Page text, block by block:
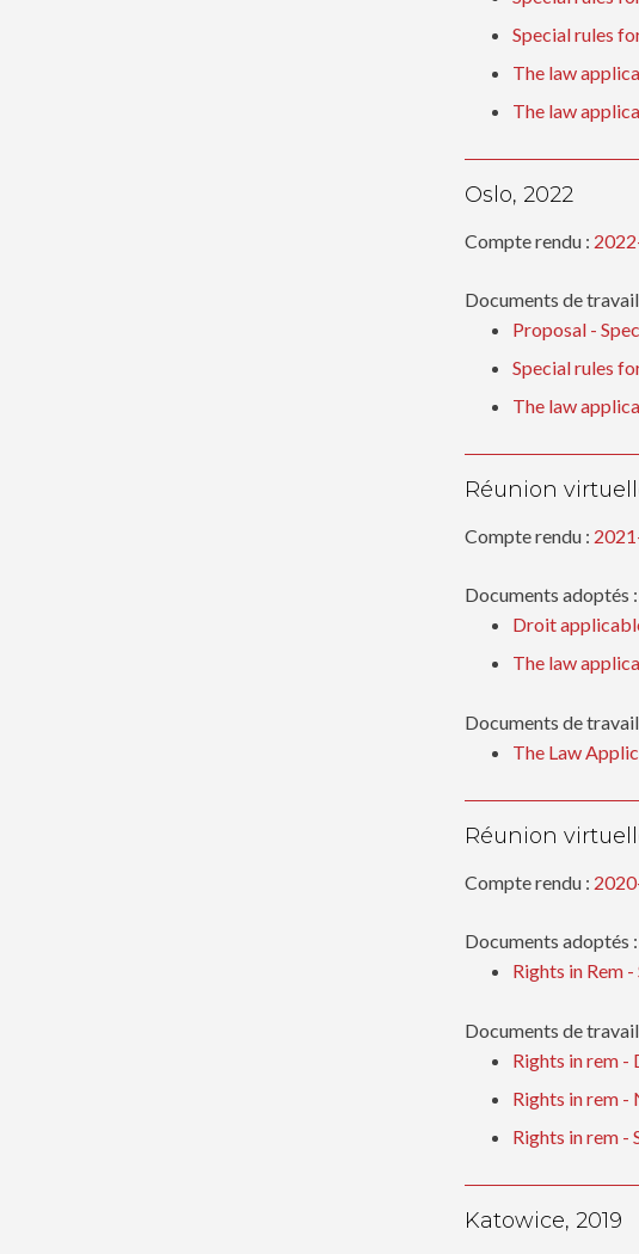
Special rules
The law
The law
Oslo, 2022
Compte rendu :
Documents de
Proposal -
Special rules
The law
Réunion
Compte rendu :
Documents adoptés :
Droit
The law
Documents de
The Law
Réunion
Compte rendu :
Documents adoptés :
Rights in Rem
Documents de
Rights in rem -
Rights in rem -
Rights in rem -
Katowice, 2019